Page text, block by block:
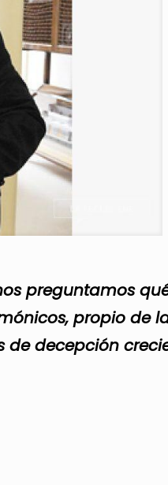
preguntamos
propio de
decepción